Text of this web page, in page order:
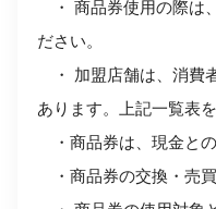
・ 商品券使用の際は
ださい。
・ 加盟店舗は、消費
あります。 上記一覧表
・商品券は、現金と
・商品券の交換・売